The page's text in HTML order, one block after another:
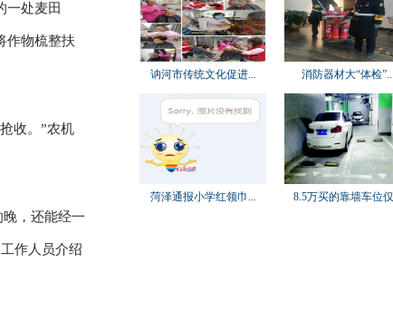
一处麦田
作物梳整扶
收。”农机
，还能经一
作人员介绍
讷河市传统文化促进... 消防器材大“体检”...
菏泽通报小学红领巾... 8.5万买的靠墙车位